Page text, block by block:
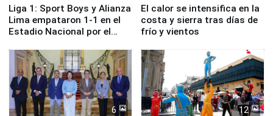
Liga 1: Sport Boys y Alianza
Lima empataron 1-1 en el
Estadio Nacional por el
El calor se intensifica en la
costa y sierra tras días de
frío y vientos
6 12